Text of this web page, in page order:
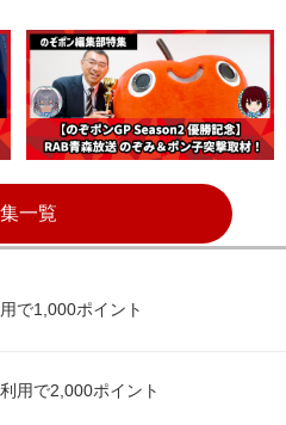
一覧
で1,000ポイント
用で2,000ポイント